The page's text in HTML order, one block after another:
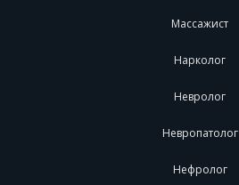
Массажист
Нарколог
Невролог
Невропатолог
Нефролог